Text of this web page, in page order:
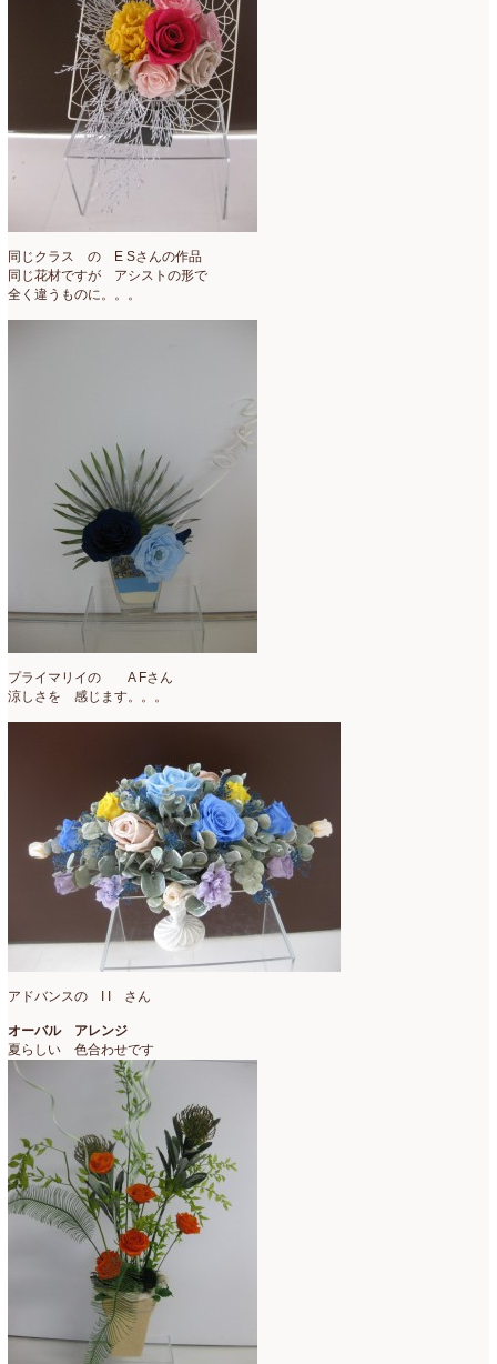
同じクラス の E Sさんの作品
同じ花材ですが アシストの形で
全く違うものに。。。
プライマリイの A Fさん
涼しさを 感じます。。。
アドバンスの I I さん
オーバル アレンジ
夏らしい 色合わせです